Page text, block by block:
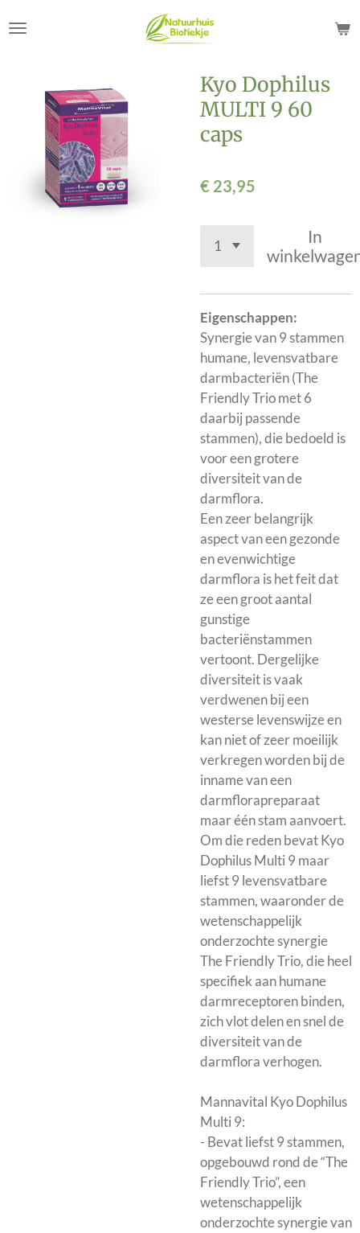
direct
hoofdinhoud
Kyo Dophilus
MULTI 9 60
caps
€ 23,95
In
Eigenschappen:
Synergie van 9 stammen
humane, levensvatbare
darmbacteriën (The
Friendly Trio met 6
daarbij passende
stammen), die bedoeld is
voor een grotere
diversiteit van de
darmflora.
Een zeer belangrijk
aspect van een gezonde
en evenwichtige
darmflora is het feit dat
ze een groot aantal
gunstige
bacteriënstammen
vertoont. Dergelijke
diversiteit is vaak
verdwenen bij een
westerse levenswijze en
kan niet of zeer moeilijk
verkregen worden bij de
inname van een
darmflorapreparaat
maar één stam aanvoert.
Om die reden bevat Kyo
Dophilus Multi 9 maar
liefst 9 levensvatbare
stammen, waaronder de
wetenschappelijk
onderzochte synergie
The Friendly Trio, die heel
specifiek aan humane
darmreceptoren binden,
zich vlot delen en snel de
diversiteit van de
darmflora verhogen.
Mannavital Kyo Dophilus
Multi 9:
- Bevat liefst 9 stammen,
opgebouwd rond de “The
Friendly Trio”, een
wetenschappelijk
onderzochte synergie van